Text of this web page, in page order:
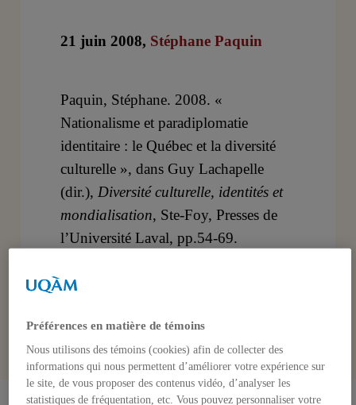
21 juin 2008, Stéphane Paquin
Paquin, Stéphane. 2008. «
Nationalisme et paradiplomatie
identitaire : le Québec et la diversité
culturelle », dans Guy Lachapelle
(dir.), Diversité culturelle, identités et
mondialisation, Ste-Foy, Presses de
l’Université Laval, pp.54-69.
Préférences en matière de témoins
Nous utilisons des témoins (cookies) afin de collecter des
informations qui nous permettent d’améliorer votre expérience sur
le site, de vous proposer des contenus vidéo, d’analyser les
statistiques de fréquentation, etc. Vous pouvez personnaliser votre